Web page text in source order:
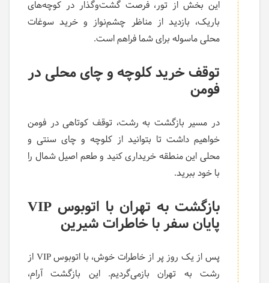
این بخش از تور، فرصت گشت‌وگذار در کوچه‌های
باریک، بازدید از مناظر چشم‌نواز و خرید سوغات
محلی ماسوله برای شما فراهم است.
توقف خرید کلوچه و چای محلی در
فومن
در مسیر بازگشت به رشت، توقف کوتاهی در فومن
خواهیم داشت تا بتوانید از کلوچه و چای سنتی و
محلی این منطقه خریداری کنید و طعم اصیل شمال را
با خود ببرید.
بازگشت به تهران با اتوبوس
پایان سفر با خاطرات شیرین
پس از یک روز پر از خاطرات خوش، با اتوبوس VIP از
رشت به تهران بازمی‌گردیم. این بازگشت آرام،